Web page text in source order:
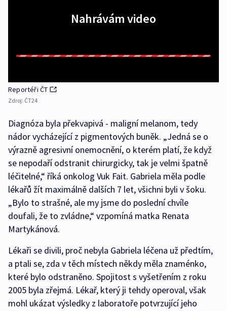
Nahrávám video
Reportéři ČT
Zdroj: ČT24
Diagnóza byla překvapivá - maligní melanom, tedy
nádor vycházející z pigmentových buněk. „Jedná se o
výrazně agresivní onemocnění, o kterém platí, že když
se nepodaří odstranit chirurgicky, tak je velmi špatně
léčitelné,“ říká onkolog Vuk Fait. Gabriela měla podle
lékařů žít maximálně dalších 7 let, všichni byli v šoku.
„Bylo to strašné, ale my jsme do poslední chvíle
doufali, že to zvládne,“ vzpomíná matka Renata
Martykánová.
Lékaři se divili, proč nebyla Gabriela léčena už předtím,
a ptali se, zda v těch místech někdy měla znaménko,
které bylo odstraněno. Spojitost s vyšetřením z roku
2005 byla zřejmá. Lékař, který ji tehdy operoval, však
mohl ukázat výsledky z laboratoře potvrzující jeho